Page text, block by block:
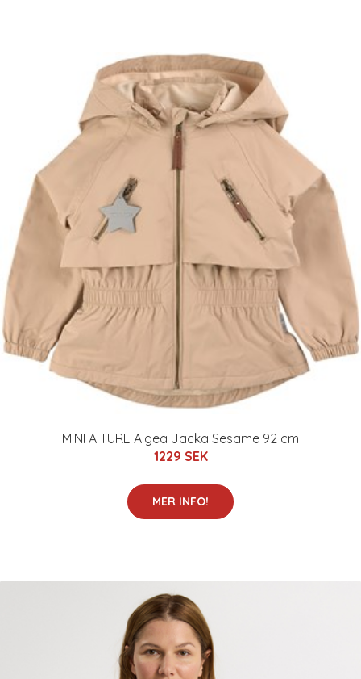
MINI A TURE Algea Jacka Sesame 92 cm
1229 SEK
MER INFO!